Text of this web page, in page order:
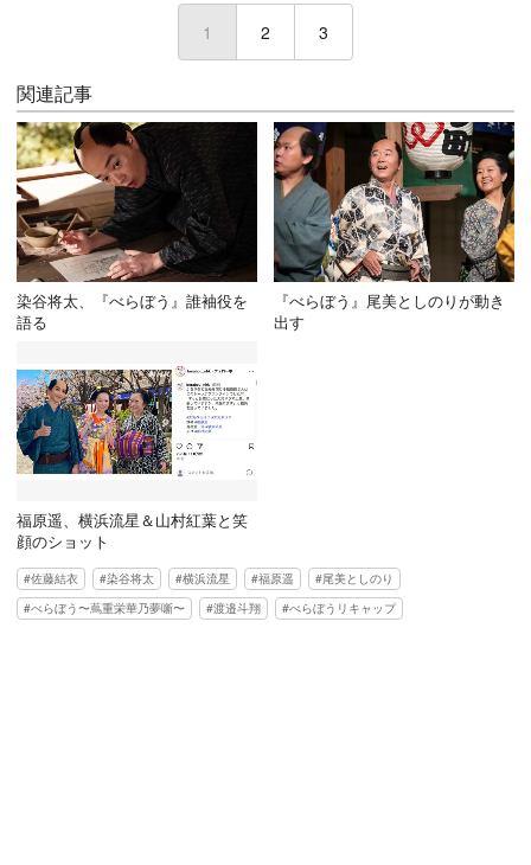
1 (current)
2 3
関連記事
染谷将太、『べらぼう』誰袖役を
語る
『べらぼう』尾美としのりが動き
出す
福原遥、横浜流星＆山村紅葉と笑
顔のショット
佐藤結衣 染谷将太 横浜流星 福原遥
尾美としのり
べらぼう〜蔦重栄華乃夢噺〜
渡邉斗翔 べらぼうリキャップ